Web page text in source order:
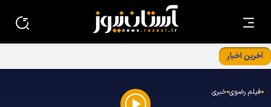
آخرین اخبار
مطهر رضوی»
فیلم رضوی خبری